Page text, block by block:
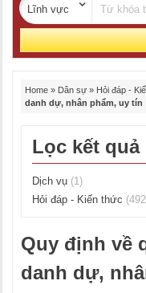
Home » Dân sự » Hỏi đáp -
danh dự, nhân phẩm, uy tín
Lọc kết quả
Dịch vụ (1)
Hỏi đáp - Kiến thức
Quy định về
danh dự,